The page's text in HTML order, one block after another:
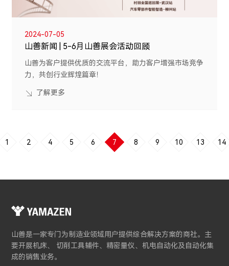
2024-07-05
山善新闻 | 5-6月山善展会活动回顾
山善为客户提供优质的交流平台，助力客户增强市场竞争
力，共创行业辉煌篇章！
了解更多
1 2 4 5 6 7 8 9 10 13 14
山善是一家专门为制造业领域用户提供综合解决方案的商社。主
要开展机床、 切削工具辅件、精密量仪、机电自动化及自动化集
成的销售业务。